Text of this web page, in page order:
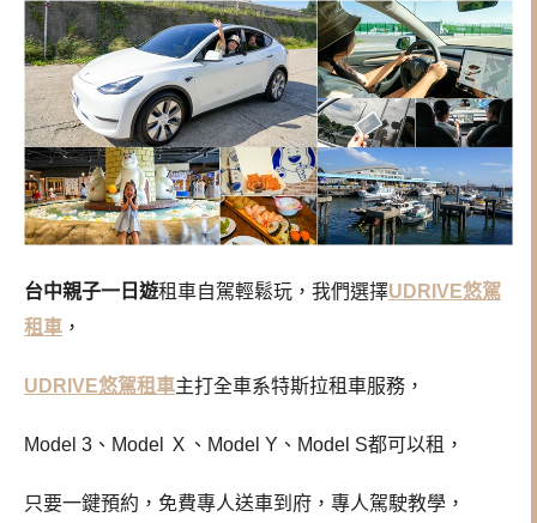
台中親子一日遊租車自駕輕鬆玩，我們選擇UDRIVE悠駕
租車 ，
UDRIVE悠駕租車主打全車系特斯拉租車服務，
Model 3、Model Ｘ、Model Y、Model S都可以租，
只要一鍵預約，免費專人送車到府，專人駕駛教學，